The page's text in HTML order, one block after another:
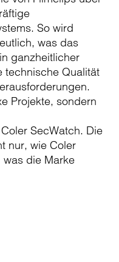
So wird
was das
ganzheitlicher
technische Qualität
Projekte, sondern
SecWatch. Die
nur, wie Coler
was die Marke